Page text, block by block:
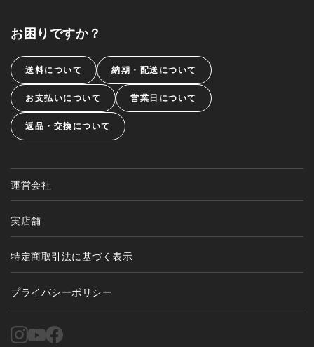
お困りですか？
送料について 納期・配送について
お支払いについて 営業日について
返品・交換について
運営会社
実店舗
特定商取引法に基づく表示
プライバシーポリシー